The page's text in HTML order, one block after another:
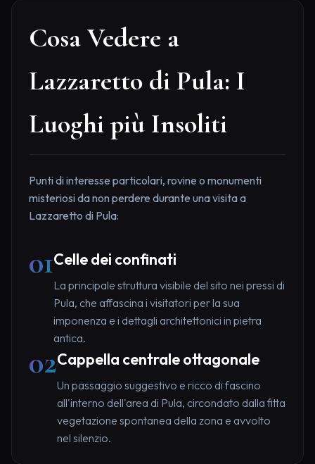
Cosa Vedere a
Lazzaretto di Pula: I
Luoghi più Insoliti
Punti di interesse particolari, rovine o monumenti
misteriosi da non perdere durante una visita a
Lazzaretto di Pula:
01Celle dei confinati
La principale struttura visibile del sito nei pressi di
Pula, che affascina i visitatori per la sua
imponenza e i dettagli architettonici in pietra
antica.
02Cappella centrale ottagonale
Un passaggio suggestivo e ricco di fascino
all'interno dell'area di Pula, circondato dalla fitta
vegetazione spontanea della zona e avvolto
nel silenzio.